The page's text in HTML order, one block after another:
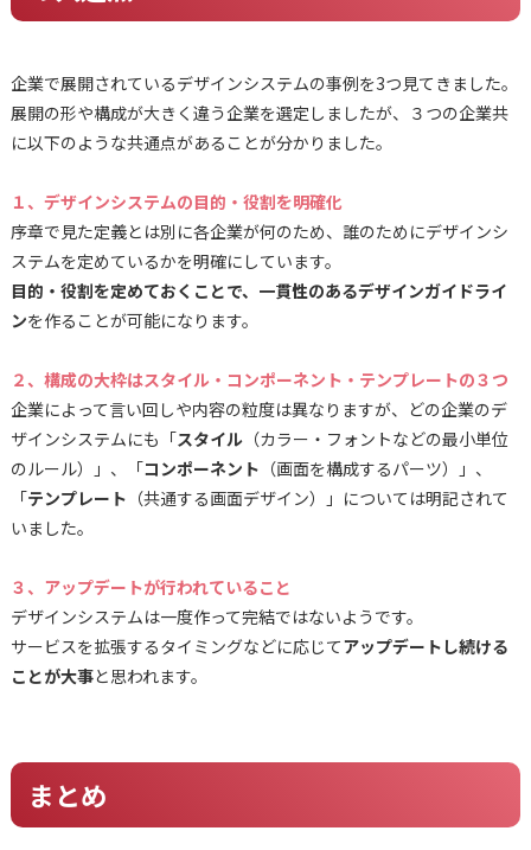
企業で展開されているデザインシステムの事例を3つ見てきました。
展開の形や構成が大きく違う企業を選定しましたが、３つの企業共
に以下のような共通点があることが分かりました。
１、デザインシステムの目的・役割を明確化
序章で見た定義とは別に各企業が何のため、誰のためにデザインシ
ステムを定めているかを明確にしています。
目的・役割を定めておくことで、一貫性のあるデザインガイドライ
ンを作ることが可能になります。
２、構成の大枠はスタイル・コンポーネント・テンプレートの３つ
企業によって言い回しや内容の粒度は異なりますが、どの企業のデ
ザインシステムにも「スタイル（カラー・フォントなどの最小単位
のルール）」、「コンポーネント （画面を構成するパーツ）」、
「テンプレート （共通する画面デザイン）」については明記されて
いました。
３、アップデートが行われていること
デザインシステムは一度作って完結ではないようです。
サービスを拡張するタイミングなどに応じてアップデートし続ける
ことが大事と思われます。
まとめ